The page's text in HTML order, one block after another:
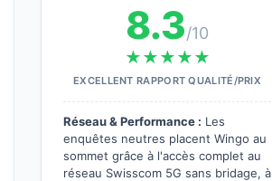
8.3/10
★★★★★
EXCELLENT RAPPORT QUALITÉ/PRIX
Réseau & Performance : Les
enquêtes neutres placent Wingo au
sommet grâce à l'accès complet au
réseau Swisscom 5G sans bridage, à